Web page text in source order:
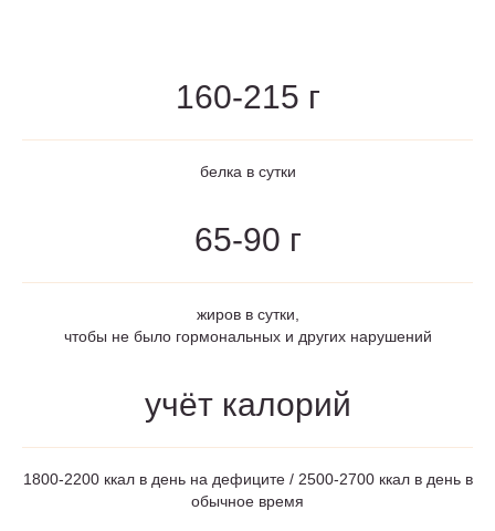
160-215 г
белка в сутки
65-90 г
жиров в сутки,
чтобы не было гормональных и других нарушений
учёт калорий
1800-2200 ккал в день на дефиците / 2500-2700 ккал в день в
обычное время